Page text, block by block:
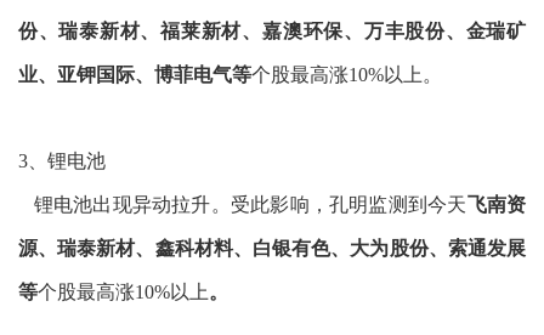
份、瑞泰新材、福莱新材、嘉澳环保、万丰股份、金瑞矿
业、亚钾国际、博菲电气等个股最高涨10%以上。
3、锂电池
锂电池出现异动拉升。受此影响，孔明监测到今天飞南资
源、瑞泰新材、鑫科材料、白银有色、大为股份、索通发展
等个股最高涨10%以上。